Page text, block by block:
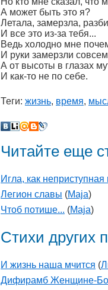
А может быть это я?
Летала, замерзла,
И все это из-за тебя...
Ведь холодно мне
И руки замерзли
А от высоты в глазах
И как-то не по себе.
Теги: жизнь, время,
Читайте еще
Игла, как неприступная
Легион славы (Maja)
Чтоб потише... (Maja)
Стихи других
И жизнь наша мчится (
Дифирамб Женщине-